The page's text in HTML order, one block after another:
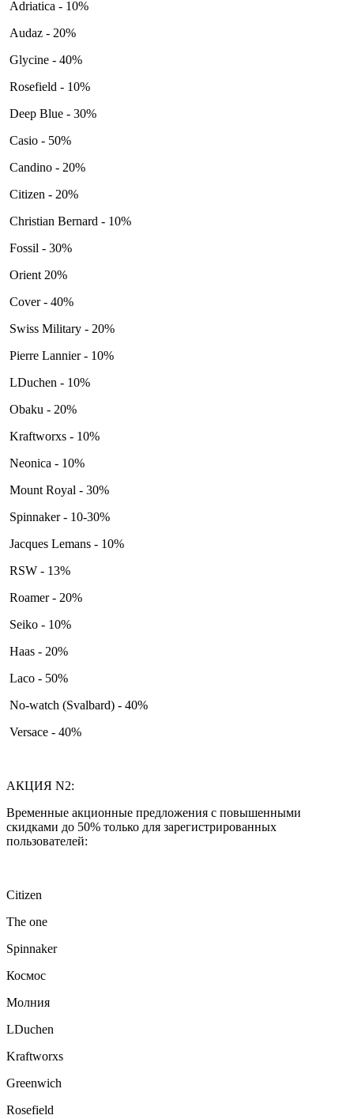
Adriatica - 10%
Audaz - 20%
Glycine - 40%
Rosefield - 10%
Deep Blue - 30%
Casio - 50%
Candino - 20%
Citizen - 20%
Christian Bernard - 10%
Fossil - 30%
Orient 20%
Cover - 40%
Swiss Military - 20%
Pierre Lannier - 10%
LDuchen - 10%
Obaku - 20%
Kraftworxs - 10%
Neonica - 10%
Mount Royal - 30%
Spinnaker - 10-30%
Jacques Lemans - 10%
RSW - 13%
Roamer - 20%
Seiko - 10%
Haas - 20%
Laco - 50%
No-watch (Svalbard) - 40%
Versace - 40%
АКЦИЯ N2:
Временные акционные предложения с повышенными
скидками до 50% только для зарегистрированных
пользователей:
Citizen
The one
Spinnaker
Космос
Молния
LDuchen
Kraftworxs
Greenwich
Rosefield